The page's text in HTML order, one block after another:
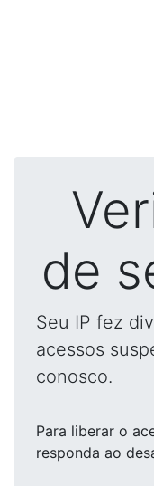
de
Seu IP fez
acessos
conosco.
Para liberar o
responda ao